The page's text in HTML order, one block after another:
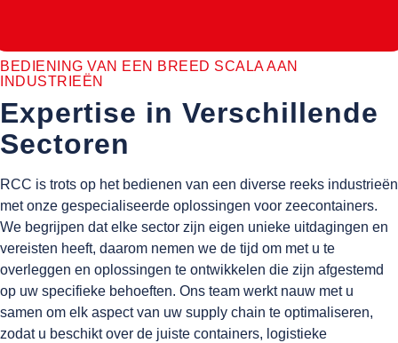
BEDIENING VAN EEN BREED SCALA AAN
INDUSTRIEËN
Expertise in Verschillende
Sectoren
RCC is trots op het bedienen van een diverse reeks industrieën
met onze gespecialiseerde oplossingen voor zeecontainers.
We begrijpen dat elke sector zijn eigen unieke uitdagingen en
vereisten heeft, daarom nemen we de tijd om met u te
overleggen en oplossingen te ontwikkelen die zijn afgestemd
op uw specifieke behoeften. Ons team werkt nauw met u
samen om elk aspect van uw supply chain te optimaliseren,
zodat u beschikt over de juiste containers, logistieke